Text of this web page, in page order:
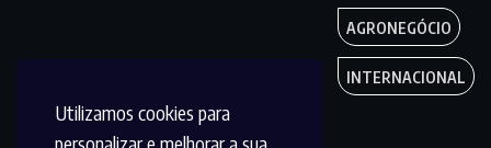
Utilizamos cookies para
AGRONEGÓCIO
INTERNACIONAL